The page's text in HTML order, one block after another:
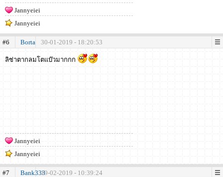
Jannyeiei
Jannyeiei
#6 Borta 30-01-2019 - 18:20:53
ลิซ่าตากลมโตแบ๊วมากกก
Jannyeiei
Jannyeiei
#7 Bank33319-02-2019 - 10:39:24